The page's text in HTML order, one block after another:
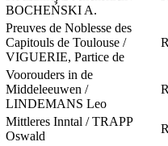
BOCHEŃSKI A.
Preuves de Noblesse des
Capitouls de Toulouse /
VIGUERIE, Partice de
Voorouders in de
Middeleeuwen /
LINDEMANS Leo
Mittleres Inntal / TRAPP
Oswald